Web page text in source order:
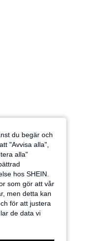
du begär och
"Avvisa alla",
alla"
hos SHEIN.
som gör att vår
men detta kan
för att justera
de data vi